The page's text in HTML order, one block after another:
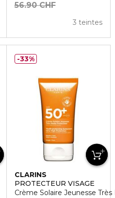
56.90 CHF
3 teintes
CLARINS
PROTECTEUR VISAGE
Crème Solaire Jeunesse
33%